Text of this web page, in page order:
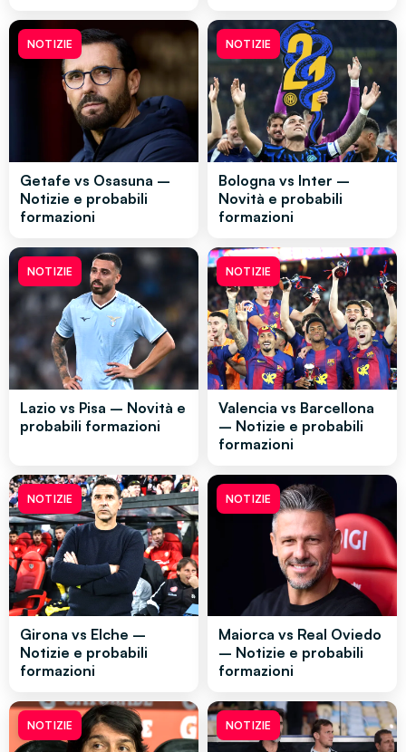
NOTIZIE
Getafe vs Osasuna –
Notizie e probabili
formazioni
NOTIZIE
Bologna vs Inter –
Novità e probabili
formazioni
NOTIZIE
Lazio vs Pisa – Novità e
probabili formazioni
NOTIZIE
Valencia vs Barcellona
– Notizie e probabili
formazioni
NOTIZIE
Girona vs Elche –
Notizie e probabili
formazioni
NOTIZIE
Maiorca vs Real Oviedo
– Notizie e probabili
formazioni
NOTIZIE NOTIZIE